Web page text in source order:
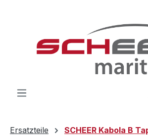
Ersatzteile SCHEER Kabola B